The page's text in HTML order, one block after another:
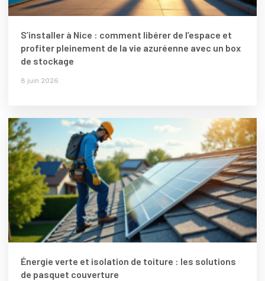
S’installer à Nice : comment libérer de l’espace et
profiter pleinement de la vie azuréenne avec un box
de stockage
8 juin 2026
Énergie verte et isolation de toiture : les solutions
de pasquet couverture